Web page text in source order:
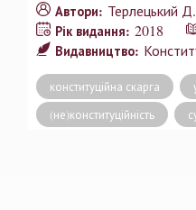
Автори: Терлецький
Рік видання: 2018
Видавництво:
конституційна скарга
(не)конституційність